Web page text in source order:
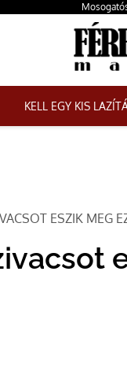
KELL EGY KIS
ESZIK MEG